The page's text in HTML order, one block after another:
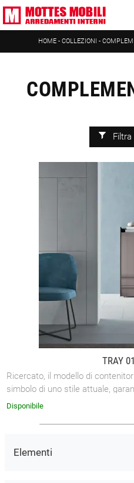
HOME- COLLEZIONI -
Elementi
TRAY
Ricercato, il modello di
simbolo di uno stile attuale,
marca Orme. La ...
Disponibile